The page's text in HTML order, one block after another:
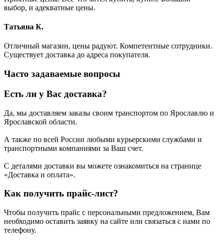
выбор, и адекватные цены.
Татьяна К.
Отличный магазин, цены радуют. Компетентные сотрудники.
Существует доставка до адреса покупателя.
Часто задаваемые вопросы
Есть ли у Вас доставка?
Да, мы доставляем заказы своим транспортом по Ярославлю и
Ярославской области.
А также по всей России любыми курьерскими службами и
транспортными компаниями за Ваш счет.
С деталями доставки вы можете ознакомиться на странице
«Доставка и оплата».
Как получить прайс-лист?
Чтобы получить прайс с персональными предложением, Вам
необходимо оставить заявку на сайте или связаться с нами по
телефону.